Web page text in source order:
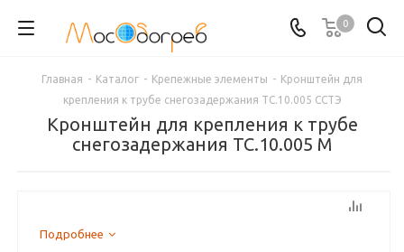
0
Главная - Каталог - Крепежные элементы - Кронштейн для
крепления к трубе снегозадержания ТС.10.005 ССТЭ
Кронштейн для крепления к трубе
снегозадержания ТС.10.005 М
Подробнее